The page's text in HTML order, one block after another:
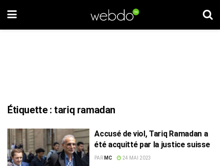
Étiquette : tariq ramadan
Accusé de viol, Tariq Ramadan a
été acquitté par la justice suisse
PAR MC 24 MAI 2023